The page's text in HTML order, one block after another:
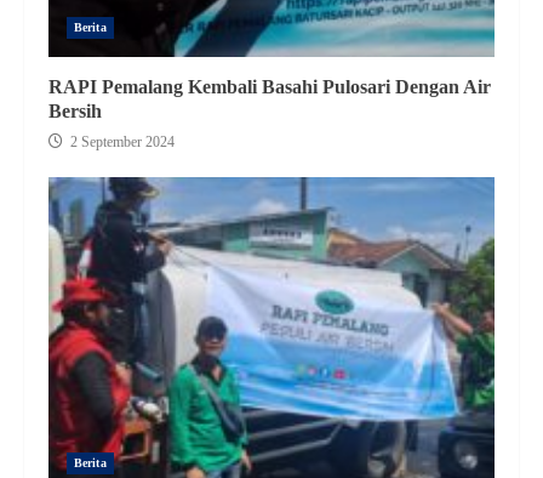
Berita
RAPI Pemalang Kembali Basahi Pulosari Dengan Air
Bersih
2 September 2024
Berita